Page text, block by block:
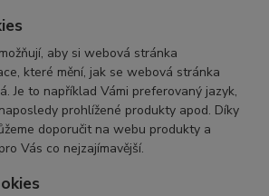
aby si webová stránka
které mění, jak se webová stránka
Je to například Vámi preferovaný jazyk,
prohlížené produkty apod. Díky
doporučit na webu produkty a
Vás co nejzajímavější.